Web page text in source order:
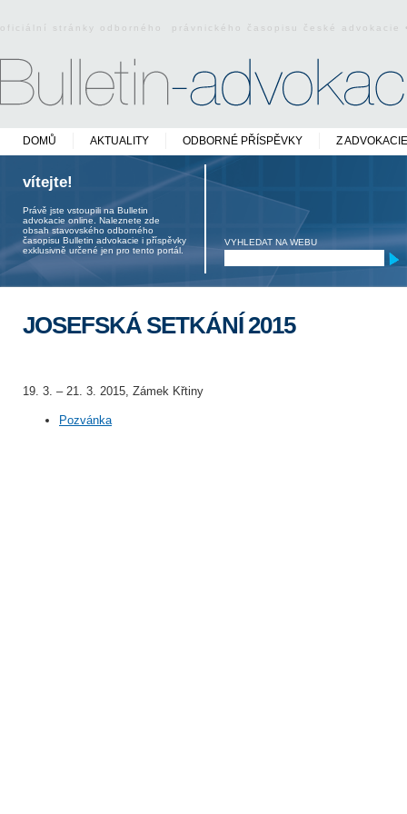
oficiální stránky odborného právnického časopisu české
DOMŮ AKTUALITY ODBORNÉ PŘÍSPĚVKY Z ADVOKACIE
vítejte!
Právě jste vstoupili na Bulletin
advokacie online. Naleznete zde
obsah stavovského odborného
časopisu Bulletin advokacie i příspěvky
exklusivně určené jen pro tento portál.
VYHLEDAT NA WEBU
JOSEFSKÁ SETKÁNÍ 2015
19. 3. – 21. 3. 2015, Zámek Křtiny
Pozvánka